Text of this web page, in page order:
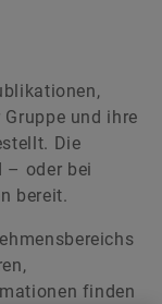
Medium
und ihre
Die
– oder bei
bereit.
finden